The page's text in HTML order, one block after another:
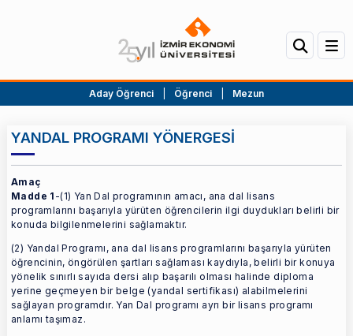
Aday Öğrenci Öğrenci Mezun
YANDAL PROGRAMI YÖNERGESİ
Amaç
Madde 1 -(1) Yan Dal programının amacı, ana dal lisans
programlarını başarıyla yürüten öğrencilerin ilgi duydukları belirli bir
konuda bilgilenmelerini sağlamaktır.
(2) Yandal Programı, ana dal lisans programlarını başarıyla yürüten
öğrencinin, öngörülen şartları sağlaması kaydıyla, belirli bir konuya
yönelik sınırlı sayıda dersi alıp başarılı olması halinde diploma
yerine geçmeyen bir belge (yandal sertifikası) alabilmelerini
sağlayan programdır. Yan Dal programı ayrı bir lisans programı
anlamı taşımaz.